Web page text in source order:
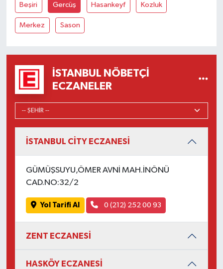
Beşiri Gercüş Hasankeyf Kozluk
Merkez Sason
İSTANBUL NÖBETÇI
ECZANELER
İSTANBUL CİTY ECZANESİ
GÜMÜŞSUYU,ÖMER AVNİ MAH.İNÖNÜ
CAD.NO:32/2
Yol Tarifi Al 0 (212) 252 00 93
ZENT ECZANESİ
HASKÖY ECZANESİ